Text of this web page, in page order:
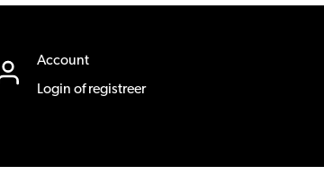
Account
Login of registreer